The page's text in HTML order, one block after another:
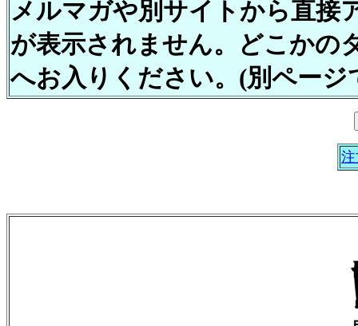
メルマガや別サイトから直接
が表示されません。どこかの
へお入りください。(別ページ